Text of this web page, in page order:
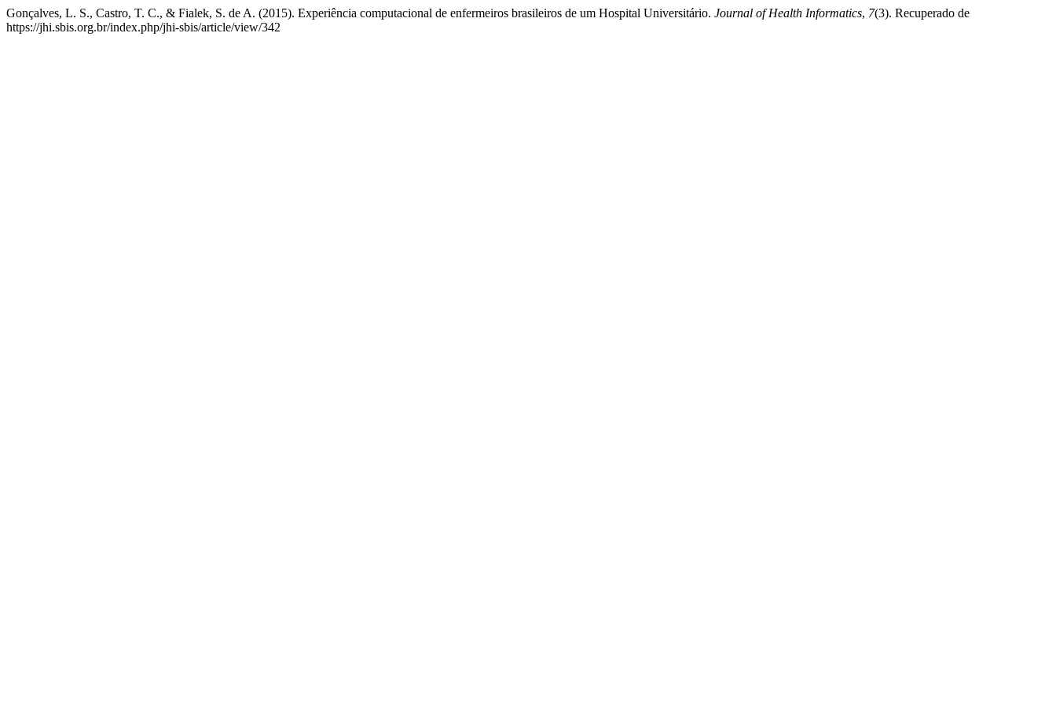
Gonçalves, L. S., Castro, T. C., & Fialek, S. de A. (2015). Experiência computacional de enfermeiros brasileiros de um Hospital Universitário. Journal of Health Informatics, 7(3). Recuperado de
https://jhi.sbis.org.br/index.php/jhi-sbis/article/view/342